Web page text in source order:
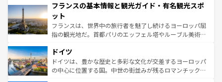
ませてくれるイタリアで、忘れられない旅をしてみよう！
なお、新着のイタリア情報は
しい。
文化が根付くこの国では、情熱的なフラメンコ、熱気あふ
れる闘牛、そして美味しいタパスが生活の一部となってい
る。首都マドリードの洗練された雰囲気や、バルセロナの
アートに溢れた街角から、地方では古代ローマ遺跡や中世
せる。地方によって風土や気候が異なるスペインはその個
性で訪れる人を魅了する。 なお、新着のスペイン情報は コ
ンテンツ一覧を参照してほしい。
フランスの基本情報と観光ガイド・有名観光スポ
ット
フランスは、世界中の旅行者を魅了し続けるヨーロッパ屈
指の観光地だ。首都パリのエッフェル塔やルーブル美術館
で、幅広い魅力が詰まっている。華麗な宮殿、歴史的な大
聖堂、美しいビーチ、そして豊かな自然が、訪れる者を心
から魅了する。また、フランスは美食の国としても知ら
ドイツ
ドイツは、豊かな歴史と多彩な文化が交差するヨーロッパ
の中心に位置する国。中世の街並みが残るロマンチック街